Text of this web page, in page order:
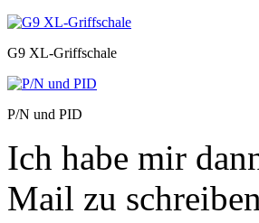
G9 XL-Griffschale
P/N und PID
Ich habe mir
Mail zu